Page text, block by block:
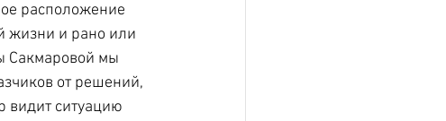
расположение
жизни и рано или
Сакмаровой мы
от решений,
видит ситуацию